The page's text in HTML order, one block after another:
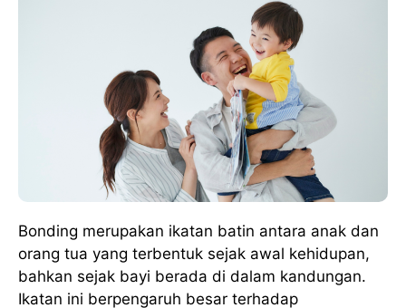
Bonding merupakan ikatan batin antara anak dan
orang tua yang terbentuk sejak awal kehidupan,
bahkan sejak bayi berada di dalam kandungan.
Ikatan ini berpengaruh besar terhadap